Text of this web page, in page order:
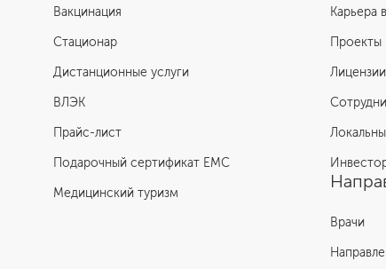
Карьера
Проекты
Врачи
Вакцинация
Стационар
Дистанционные услуги
ВЛЭК
Прайс-лист
Подарочный сертификат EMC
Медицинский туризм